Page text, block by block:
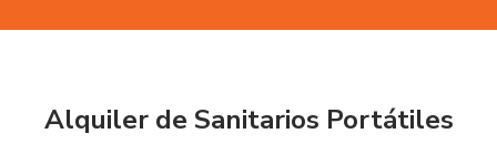
Alquiler de Sanitarios Portátiles